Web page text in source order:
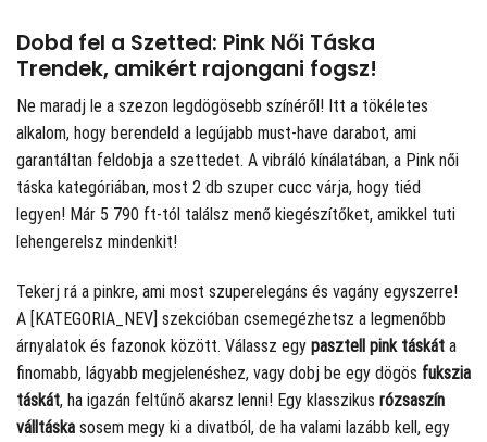
Dobd fel a Szetted: Pink Női Táska
Trendek, amikért rajongani fogsz!
Ne maradj le a szezon legdögösebb színéről! Itt a tökéletes
alkalom, hogy berendeld a legújabb must-have darabot, ami
garantáltan feldobja a szettedet. A vibráló kínálatában, a Pink női
táska kategóriában, most 2 db szuper cucc várja, hogy tiéd
legyen! Már 5 790 ft-tól találsz menő kiegészítőket, amikkel tuti
lehengerelsz mindenkit!
Tekerj rá a pinkre, ami most szuperelegáns és vagány egyszerre!
A [KATEGORIA_NEV] szekcióban csemegézhetsz a legmenőbb
árnyalatok és fazonok között. Válassz egy pasztell pink táskát a
finomabb, lágyabb megjelenéshez, vagy dobj be egy dögös fukszia
táskát, ha igazán feltűnő akarsz lenni! Egy klasszikus rózsaszín
válltáska sosem megy ki a divatból, de ha valami lazább kell, egy